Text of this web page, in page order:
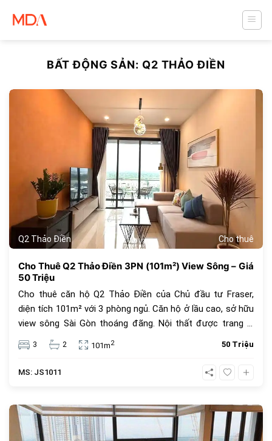
BẤT ĐỘNG SẢN: Q2 THẢO ĐIỀN
Q2 Thảo Điền Cho thuê
Cho Thuê Q2 Thảo Điền 3PN (101m²) View Sông – Giá
50 Triệu
Cho thuê căn hộ Q2 Thảo Điền của Chủ đầu tư Fraser,
diện tích 101m² với 3 phòng ngủ. Căn hộ ở lầu cao, sở hữu
view sông Sài Gòn thoáng đãng. Nội thất được trang bị
đầy đủ, mới và sang trọng. Q2 Thảo Điền nổi tiếng với tiện
ích 5 sao (Gym 360 độ, hồ bơi vô cực), nằm sát bên các
dự án lớn (Masteri, Gateway), gần nhiều trường quốc tế.
3 2 101m2 50 Triệu
MS: JS1011
585